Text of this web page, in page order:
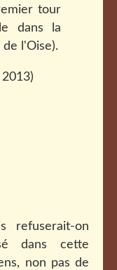
tour
dans la
l'Oise).
on
dans cette
non pas de